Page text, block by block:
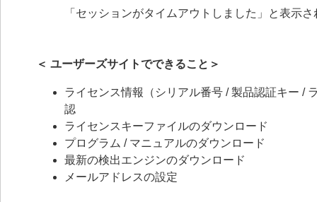
「セッションがタイムアウトしました」と表示
＜ ユーザーズサイトでできること＞
ライセンス情報（シリアル番号 / 製品認証キー /
認
ライセンスキーファイルのダウンロード
プログラム / マニュアルのダウンロード
最新の検出エンジンのダウンロード
メールアドレスの設定